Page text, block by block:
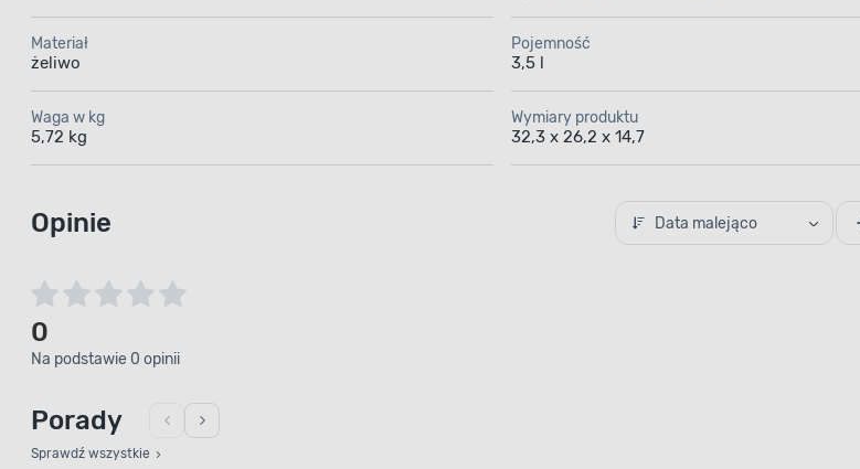
Materiał
żeliwo
Pojemność
3,5 l
Waga w kg
5,72 kg
Wymiary produktu
32,3 x 26,2 x 14,7
Opinie Data malejąco
0
Na podstawie 0 opinii
Porady
Sprawdź wszystkie